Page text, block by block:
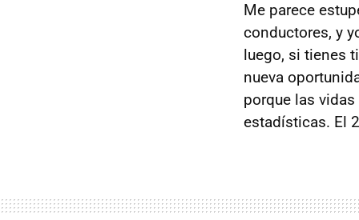
Me parece
conductores, y
luego, si tienes
nueva
porque las
estadísticas. El